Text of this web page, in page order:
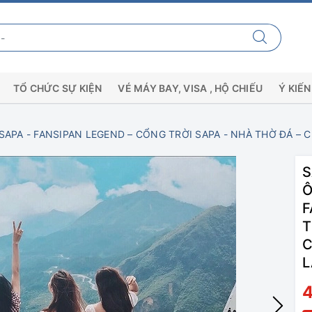
TỔ CHỨC SỰ KIỆN VÉ MÁY BAY, VISA , HỘ CHIẾU Ý
- FANSIPAN LEGEND – CỔNG TRỜI SAPA - NHÀ THỜ ĐÁ –